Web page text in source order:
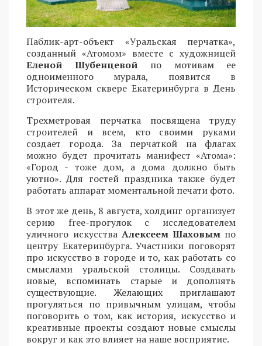
Паблик-арт-объект «Уральская перчатка»,
созданный «Атомом» вместе с художницей
Еленой Шубенцевой по мотивам ее
одноименного мурала, появится в
Историческом сквере Екатеринбурга в День
строителя.
Трехметровая перчатка посвящена труду
строителей и всем, кто своими руками
создает города. За перчаткой на флагах
можно будет прочитать манифест «Атома»:
«Город - тоже дом, а дома должно быть
уютно». Для гостей праздника также будет
работать аппарат моментальной печати фото.
В этот же день, 8 августа, холдинг организует
серию free-прогулок с исследователем
уличного искусства Алексеем Шаховым по
центру Екатеринбурга. Участники поговорят
про искусство в городе и то, как работать со
смыслами уральской столицы. Создавать
новые, вспоминать старые и дополнять
существующие. Желающих приглашают
прогуляться по привычным улицам, чтобы
поговорить о том, как история, искусство и
креативные проекты создают новые смыслы
вокруг и как это влияет на наше восприятие.